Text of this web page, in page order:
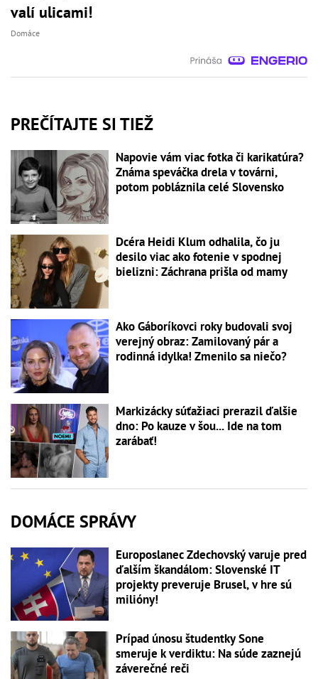
valí ulicami!
Domáce
PREČÍTAJTE SI TIEŽ
Napovie vám viac fotka či karikatúra?
Známa speváčka drela v továrni,
potom pobláznila celé Slovensko
Dcéra Heidi Klum odhalila, čo ju
desilo viac ako fotenie v spodnej
bielizni: Záchrana prišla od mamy
Ako Gáboríkovci roky budovali svoj
verejný obraz: Zamilovaný pár a
rodinná idylka! Zmenilo sa niečo?
Markizácky súťažiaci prerazil ďalšie
dno: Po kauze v šou... Ide na tom
zarábať!
DOMÁCE SPRÁVY
Europoslanec Zdechovský varuje pred
ďalším škandálom: Slovenské IT
projekty preveruje Brusel, v hre sú
milióny!
Prípad únosu študentky Sone
smeruje k verdiktu: Na súde zaznejú
záverečné reči